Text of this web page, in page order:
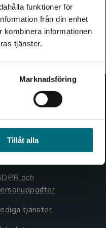
funktioner för
från din enhet
kombinera informationen
tjänster.
Marknadsföring
Tillåt alla
Allmänna länkar
oss
Cookies
och
tjänster